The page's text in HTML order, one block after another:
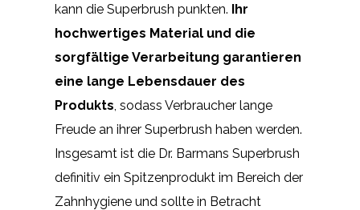
kann die Superbrush punkten. Ihr
hochwertiges Material und die
sorgfältige Verarbeitung garantieren
eine lange Lebensdauer des
Produkts , sodass Verbraucher lange
Freude an ihrer Superbrush haben werden.
Insgesamt ist die Dr. Barmans Superbrush
definitiv ein Spitzenprodukt im Bereich der
Zahnhygiene und sollte in Betracht